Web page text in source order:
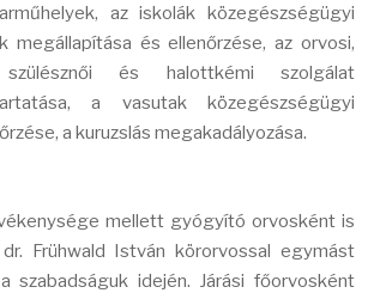
az iskolák közegészségügyi
megállapítása és ellenőrzése, az orvosi,
szülésznői és halottkémi szolgálat
a vasutak közegészségügyi
a kuruzslás megakadályozása.
mellett gyógyító orvosként is
Frühwald István körorvossal egymást
szabadságuk idején. Járási főorvosként